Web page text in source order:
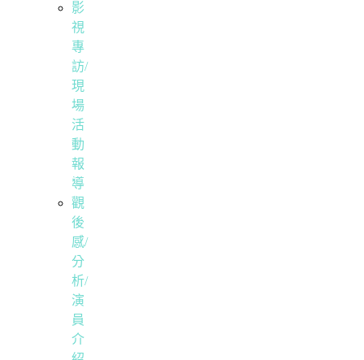
影
視
專
訪/
現
場
活
動
報
導
觀
後
感/
分
析/
演
員
介